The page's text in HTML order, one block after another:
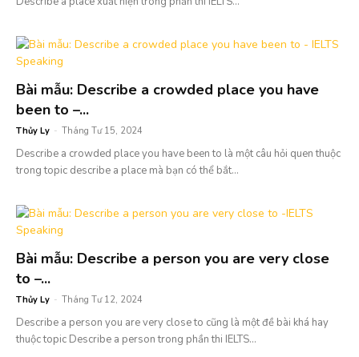
Bài mẫu: Describe a crowded place you have
been to –...
Thủy Ly - Tháng Tư 15, 2024
Describe a crowded place you have been to là một câu hỏi quen thuộc
trong topic describe a place mà bạn có thể bắt...
Bài mẫu: Describe a person you are very close
to –...
Thủy Ly - Tháng Tư 12, 2024
Describe a person you are very close to cũng là một đề bài khá hay
thuộc topic Describe a person trong phần thi IELTS...